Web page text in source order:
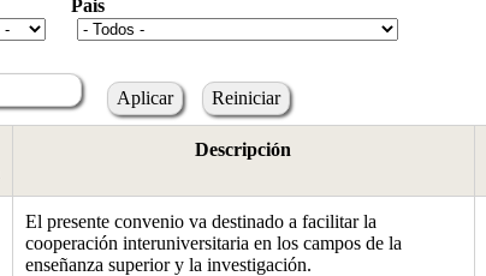
Pais
Descripción
El presente convenio va destinado a facilitar la
cooperación interuniversitaria en los campos de la
enseñanza superior y la investigación.